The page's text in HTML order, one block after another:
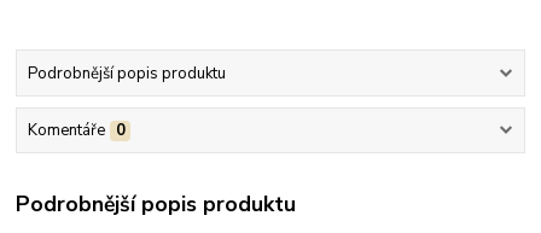
Podrobnější popis produktu
Komentáře 0
Podrobnější popis produktu